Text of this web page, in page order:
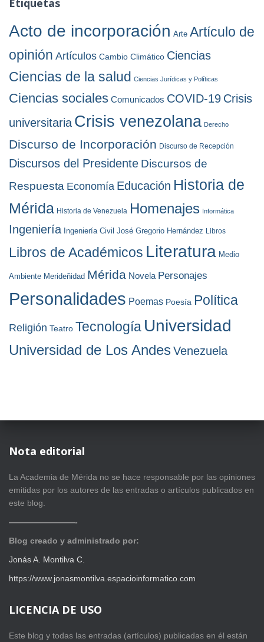
s
v
o
s
Acto de incorporación Arte Artículo de
opinión Artículos Cambio Climático Ciencias
Ciencias de la salud Ciencias Jurídicas y Políticas
Ciencias sociales Comunicados COVID-19 Crisis
universitaria Crisis venezolana Derecho
Discurso de Incorporación Discurso de Recepción
Discursos del Presidente Discursos de
Respuesta Economía Educación Historia de
Mérida Historia de Venezuela Homenajes Informática
Ingeniería Ingeniería Civil José Gregorio Hernández Libros
Libros de Académicos Literatura Medio
Ambiente Merideñidad Mérida Novela Personajes
Personalidades Poemas Poesía Política
Religión Teatro Tecnología Universidad
Universidad de Los AndesVenezuela
Nota editorial
La Academia de Mérida no se hace responsable por las opiniones
emitidas por los autores de las entradas o artículos publicados en
este blog.
————————-
Blog creado y administrado por:
Jonás A. Montilva C.
https://www.jonasmontilva.espacioinformatico.com
LICENCIA DE USO
Este blog y todas las entradas (artículos) publicadas en él están